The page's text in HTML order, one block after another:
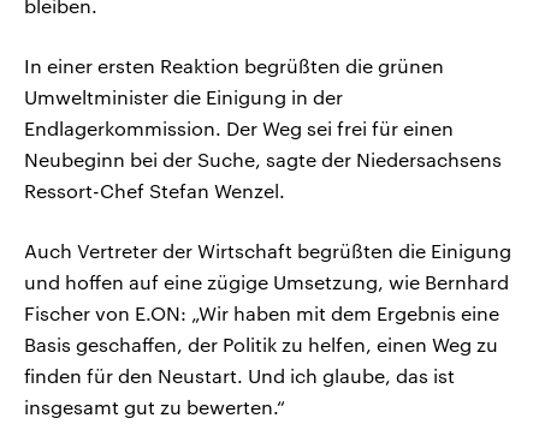
bleiben.
In einer ersten Reaktion begrüßten die grünen
Umweltminister die Einigung in der
Endlagerkommission. Der Weg sei frei für einen
Neubeginn bei der Suche, sagte der Niedersachsens
Ressort-Chef Stefan Wenzel.
Auch Vertreter der Wirtschaft begrüßten die Einigung
und hoffen auf eine zügige Umsetzung, wie Bernhard
Fischer von E.ON: „Wir haben mit dem Ergebnis eine
Basis geschaffen, der Politik zu helfen, einen Weg zu
finden für den Neustart. Und ich glaube, das ist
insgesamt gut zu bewerten.“